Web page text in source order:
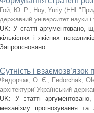
Гой, Ю. Р.; Hoy, Yuriy (ННІ
державний університет науки і
UK: У статті аргументовано,
кількісних і якісних
Запропоновано ...
Сутність і взаємозв’язок
Федорчак, О. Є.; Fedorchak,
архітектури"Український
UK: У статті аргументовано,
механізму прогнозування та